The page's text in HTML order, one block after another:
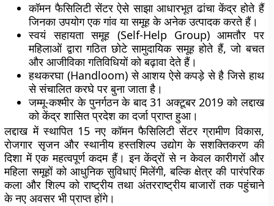
कॉमन फैसिलिटी सेंटर ऐसे साझा आधारभूत ढांचा केंद्र होते हैं
जिनका उपयोग एक गांव या समूह के अनेक उत्पादक करते हैं।
स्वयं सहायता समूह (Self-Help Group) आमतौर पर
महिलाओं द्वारा गठित छोटे सामुदायिक समूह होते हैं, जो बचत
और आजीविका गतिविधियों को बढ़ावा देते हैं।
हथकरघा (Handloom) से आशय ऐसे कपड़े से है जिसे हाथ
से संचालित करघे पर बुना जाता है।
जम्मू-कश्मीर के पुनर्गठन के बाद 31 अक्टूबर 2019 को लद्दाख
को केंद्र शासित प्रदेश का दर्जा प्राप्त हुआ।
लद्दाख में स्थापित 15 नए कॉमन फैसिलिटी सेंटर ग्रामीण विकास,
रोजगार सृजन और स्थानीय हस्तशिल्प उद्योग के सशक्तिकरण की
दिशा में एक महत्वपूर्ण कदम हैं। इन केंद्रों से न केवल कारीगरों और
महिला समूहों को आधुनिक सुविधाएं मिलेंगी, बल्कि क्षेत्र की पारंपरिक
कला और शिल्प को राष्ट्रीय तथा अंतरराष्ट्रीय बाजारों तक पहुंचाने
के नए अवसर भी प्राप्त होंगे।